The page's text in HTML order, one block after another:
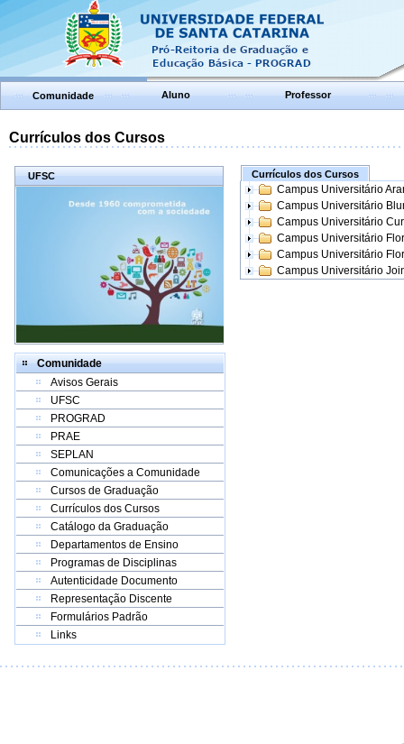
Comunidade Aluno Professor
Currículos dos Cursos
UFSC
Comunidade
Avisos Gerais
UFSC
PROGRAD
PRAE
SEPLAN
Comunicações a Comunidade
Cursos de Graduação
Currículos dos Cursos
Catálogo da Graduação
Departamentos de Ensino
Programas de Disciplinas
Autenticidade Documento
Representação Discente
Formulários Padrão
Links
Currículos dos Cursos
Campus Universitário
Campus Universitário
Campus Universitário
Campus Universitário
Campus Universitário
Campus Universitário